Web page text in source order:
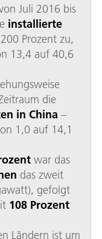
Juli 2016 bis
installierte
Prozent zu,
13,4 auf 40,6
die
in China –
1,0 auf 14,1
war das
das zweit
gefolgt
108 Prozent
Ländern ist um